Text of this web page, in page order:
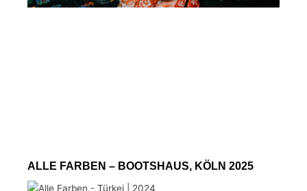
ALLE FARBEN – BOOTSHAUS, KÖLN 2025